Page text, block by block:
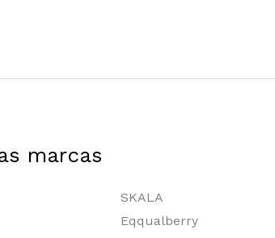
marcas
SKALA
Eqqualberry